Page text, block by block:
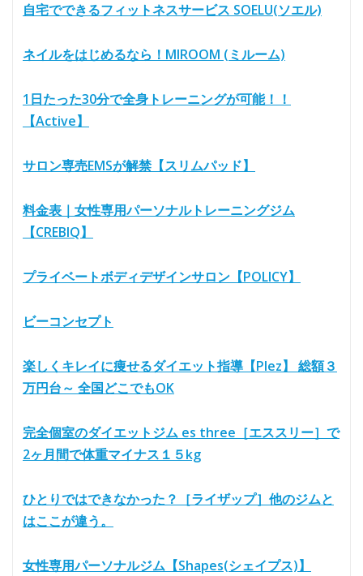
自宅でできるフィットネスサービス SOELU(ソエル)
ネイルをはじめるなら！MIROOM (ミルーム)
1日たった30分で全身トレーニングが可能！！
【Active】
サロン専売EMSが解禁【スリムパッド】
料金表｜女性専用パーソナルトレーニングジム
【CREBIQ】
プライベートボディデザインサロン【POLICY】
ビーコンセプト
楽しくキレイに痩せるダイエット指導【Plez】 総額３
万円台～ 全国どこでもOK
完全個室のダイエットジム es three［エススリー］で
2ヶ月間で体重マイナス１５kg
ひとりではできなかった？［ライザップ］他のジムと
はここが違う。
女性専用パーソナルジム【Shapes(シェイプス)】